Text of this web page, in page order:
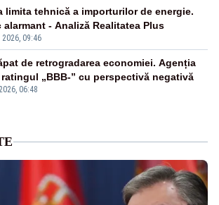
2026, 09:46
limita tehnică a importurilor de energie.
alarmant - Analiză Realitatea Plus
06:48
de retrogradarea economiei. Agenția
„BBB-” cu perspectivă negativă